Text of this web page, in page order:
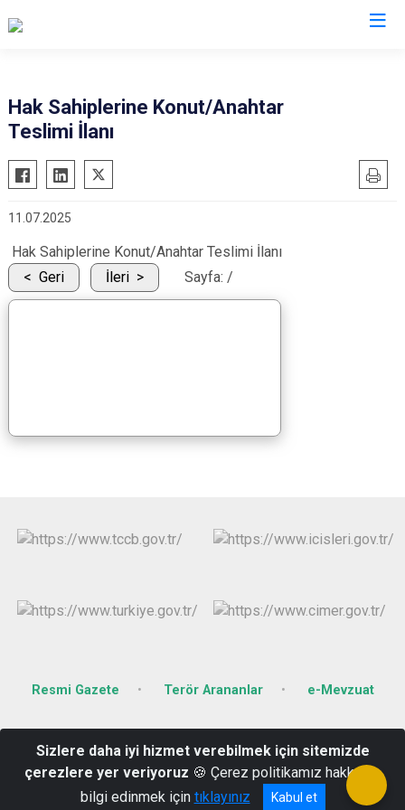
Araban
İslahiye
Nizip
Nurdağı
Oğuzeli
Şahinbey
Hak Sahiplerine Konut/Anahtar
Teslimi İlanı
11.07.2025
Hak Sahiplerine Konut/Anahtar Teslimi İlanı
Geri
İleri Sayfa: /
Resmi Gazete Terör Arananlar e-Mevzuat
No:44 Kat:3 Nurdağı-GAZİANTEP
0342 6713973
Sizlere daha iyi hizmet verebilmek için sitemizde
çerezlere yer veriyoruz 🍪 Çerez politikamız hakkında
bilgi edinmek için tıklayınız Kabul et